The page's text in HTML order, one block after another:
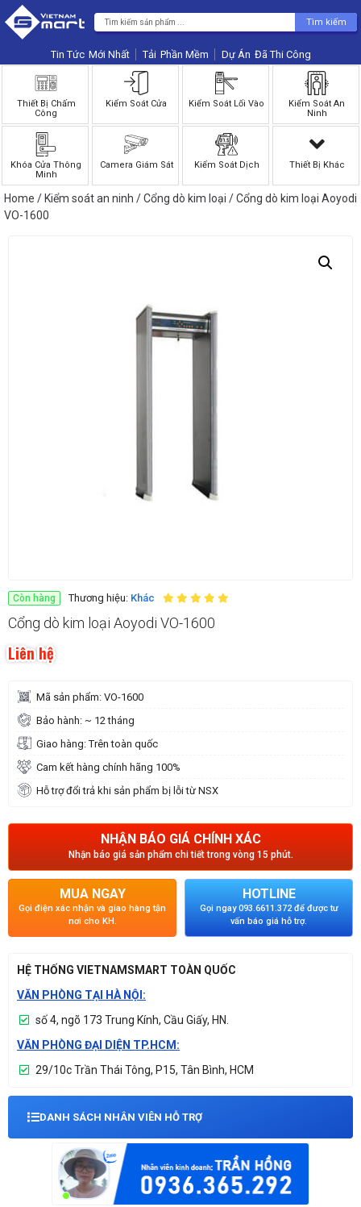
Tìm kiếm
Tin Tức Phần Mềm Dự Án
Thiết Bị Chấm
Công
Kiểm Soát Cửa Kiểm Soát Lối Vào
Kiểm Soát An
Ninh
Khóa Cửa Thông
Minh
Camera Giám Sát Kiểm Soát Dịch Thiết Bị Khác
Home /Kiểm soát an ninh /Cổng dò kim loại / Cổng dò kim loại Aoyodi
VO-1600
Còn hàng Thương hiệu: Khác
Cổng dò kim loại Aoyodi VO-1600
Liên hệ
Mã sản phẩm: VO-1600
Bảo hành: ~ 12 tháng
Giao hàng: Trên toàn quốc
Cam kết hàng chính hãng 100%
Hỗ trợ đổi trả khi sản phẩm bị lỗi từ NSX
NHẬN BÁO GIÁ CHÍNH XÁC
Nhận báo giá sản phẩm chi tiết trong vòng 15 phút.
MUA NGAY
Gọi điện xác nhận và giao hàng tận
nơi cho KH.
HOTLINE
Gọi ngay 093.6611.372 để được tư
vấn báo giá hỗ trợ.
HỆ THỐNG VIETNAMSMART TOÀN QUỐC
VĂN PHÒNG TẠI HÀ NỘI:
số 4, ngõ 173 Trung Kính, Cầu Giấy, HN.
VĂN PHÒNG ĐẠI DIỆN TP.HCM:
29/10c Trần Thái Tông, P15, Tân Bình, HCM
DANH SÁCH NHÂN VIÊN HỖ TRỢ